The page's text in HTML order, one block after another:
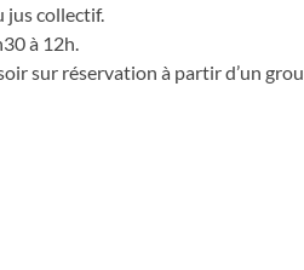
jus collectif.
à 12h.
sur réservation à partir d’un